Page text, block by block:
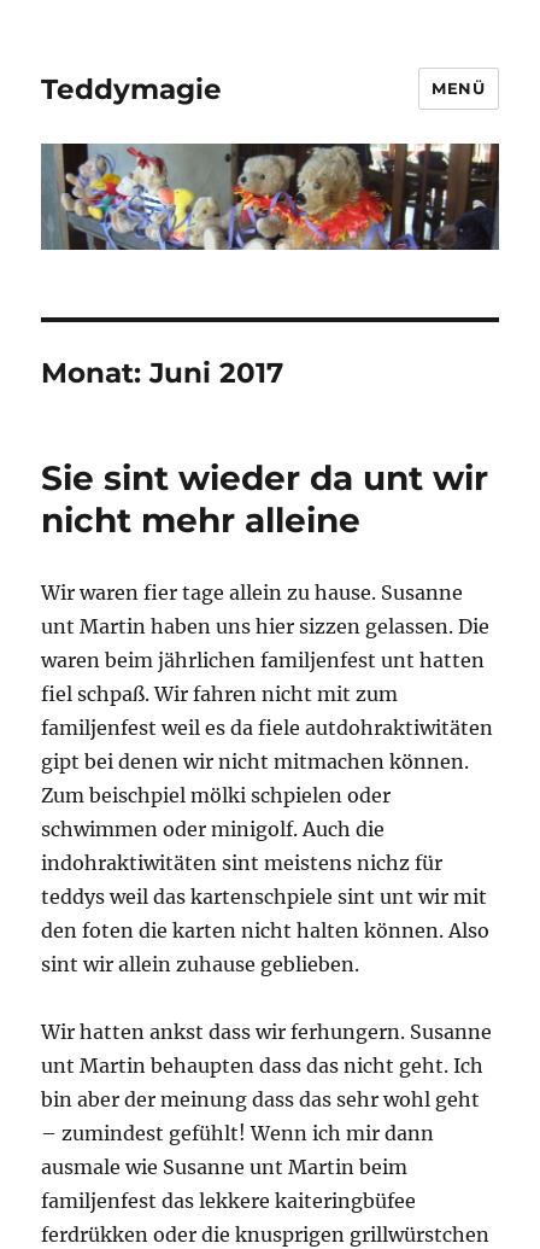
Teddymagie MENÜ
Monat:Juni 2017
Sie sint wieder da unt wir
nicht mehr alleine
Wir waren fier tage allein zu hause. Susanne
unt Martin haben uns hier sizzen gelassen. Die
waren beim jährlichen familjenfest unt hatten
fiel schpaß. Wir fahren nicht mit zum
familjenfest weil es da fiele autdohraktiwitäten
gipt bei denen wir nicht mitmachen können.
Zum beischpiel mölki schpielen oder
schwimmen oder minigolf. Auch die
indohraktiwitäten sint meistens nichz für
teddys weil das kartenschpiele sint unt wir mit
den foten die karten nicht halten können. Also
sint wir allein zuhause geblieben.
Wir hatten ankst dass wir ferhungern. Susanne
unt Martin behaupten dass das nicht geht. Ich
bin aber der meinung dass das sehr wohl geht
– zumindest gefühlt! Wenn ich mir dann
ausmale wie Susanne unt Martin beim
familjenfest das lekkere kaiteringbüfee
ferdrükken oder die knusprigen grillwürstchen